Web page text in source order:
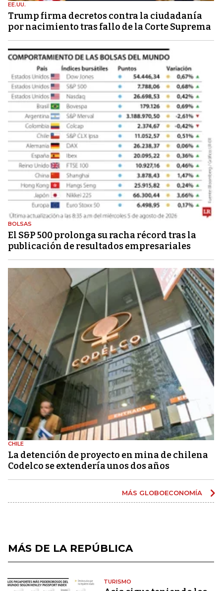
EE.UU.
Trump firma decretos contra la ciudadanía
por nacimiento tras fallo de la Corte Suprema
BOLSAS
El S&P 500 prolonga su racha récord tras la
publicación de resultados empresariales
CHILE
La detención de proyecto en mina de chilena
Codelco se extendería unos dos años
MÁS GLOBOECONOMÍA
MÁS DE LA REPÚBLICA
TURISMO